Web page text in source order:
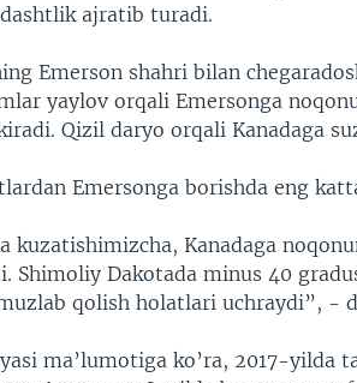
ajratib turadi.
Emerson shahri bilan
yaylov orqali Emersonga
Qizil daryo orqali Kanadaga
Emersonga borishda eng
kuzatishimizcha, Kanadaga
Shimoliy Dakotada minus 40
qolish holatlari uchraydi”, -
ma’lumotiga ko’ra, 2017-yilda